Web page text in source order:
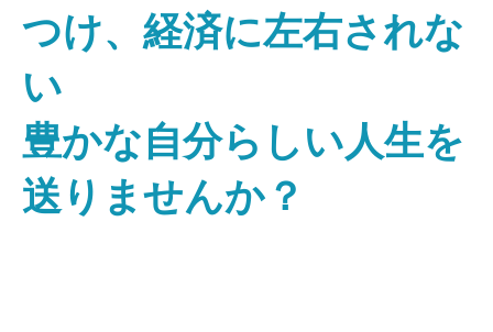
つけ、経済に左右されな
い
豊かな自分らしい人生を
送りませんか？